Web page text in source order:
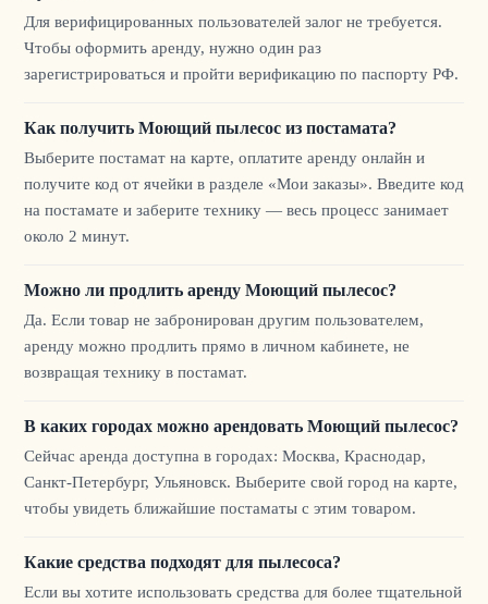
Для верифицированных пользователей залог не требуется.
Чтобы оформить аренду, нужно один раз
зарегистрироваться и пройти верификацию по паспорту РФ.
Как получить Моющий пылесос из постамата?
Выберите постамат на карте, оплатите аренду онлайн и
получите код от ячейки в разделе «Мои заказы». Введите код
на постамате и заберите технику — весь процесс занимает
около 2 минут.
Можно ли продлить аренду Моющий пылесос?
Да. Если товар не забронирован другим пользователем,
аренду можно продлить прямо в личном кабинете, не
возвращая технику в постамат.
В каких городах можно арендовать Моющий пылесос?
Сейчас аренда доступна в городах: Москва, Краснодар,
Санкт-Петербург, Ульяновск. Выберите свой город на карте,
чтобы увидеть ближайшие постаматы с этим товаром.
Какие средства подходят для пылесоса?
Если вы хотите использовать средства для более тщательной